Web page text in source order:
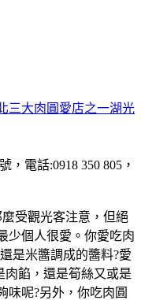
三大肉圓愛店之一湖光
電話:0918 350 805，
受觀光客注意，但絕
少個人很愛。你愛吃肉
是米醬調成的醬料?愛
肉餡，還是筍絲又或是
味呢?另外，你吃肉圓